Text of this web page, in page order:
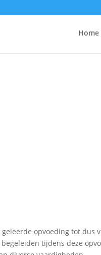
Home
opvoeding tot dus
tijdens deze